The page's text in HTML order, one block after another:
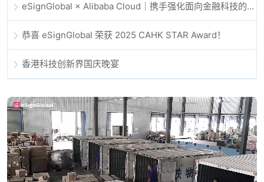
eSignGlobal × Alibaba Cloud｜携手强化面向金融科技的全球数字信任
恭喜 eSignGlobal 荣获 2025 CAHK STAR Award！
香港科技创新界国庆晚宴